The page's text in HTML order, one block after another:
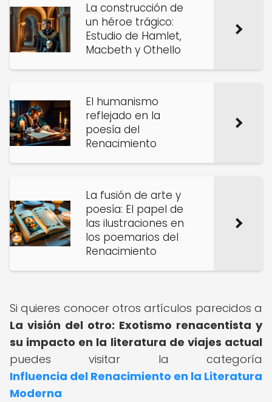
La construcción de
un héroe trágico:
Estudio de Hamlet,
Macbeth y Othello
El humanismo
reflejado en la
poesía del
Renacimiento
La fusión de arte y
poesía: El papel de
las ilustraciones en
los poemarios del
Renacimiento
Si quieres conocer otros artículos parecidos a
La visión del otro: Exotismo renacentista y
su impacto en la literatura de viajes actual
puedes visitar la categoría
Influencia del Renacimiento en la Literatura
Moderna